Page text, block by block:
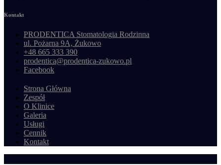
Kontakt
PRODENTICA Stomatologia Rodzinna
ul. Pożarna 9A, Żukowo
+48 665 333 390
prodentica@prodentica-zukowo.pl
Facebook
Strona Główna
Zespół
O Klinice
Galeria
Usługi
Cennik
Kontakt